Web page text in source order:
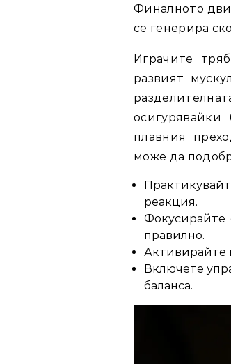
Финалното
се генерира
Играчите
развият
плавния
може да
реакция.
Фокусирайте
правилно.
Активирайте
Включете
баланса.